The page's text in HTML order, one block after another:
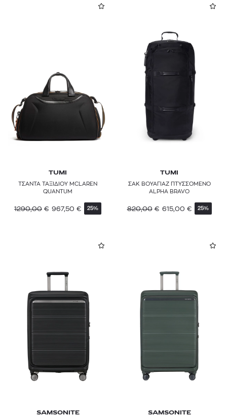
TUMI
ΤΣΑΝΤΑ ΤΑΞΙΔΙΟΥ MCLAREN
QUANTUM
1290,00 € 967,50 € 25%
TUMI
ΣΑΚ ΒΟΥΑΓΙΑΖ ΠΤΥΣΣΟΜΕΝΟ
ALPHA BRAVO
820,00 € 615,00 € 25%
SAMSONITE SAMSONITE